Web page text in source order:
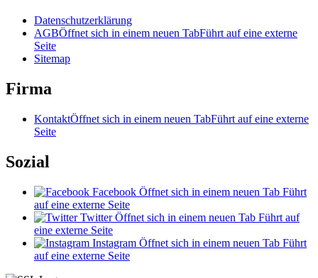
Datenschutzerklärung
AGBÖffnet sich in einem neuen TabFührt auf eine externe
Seite
Sitemap
Firma
KontaktÖffnet sich in einem neuen TabFührt auf eine externe
Seite
Sozial
Facebook Öffnet sich in einem neuen Tab Führt
auf eine externe Seite
Twitter Öffnet sich in einem neuen Tab Führt auf
eine externe Seite
Instagram Öffnet sich in einem neuen Tab Führt
auf eine externe Seite